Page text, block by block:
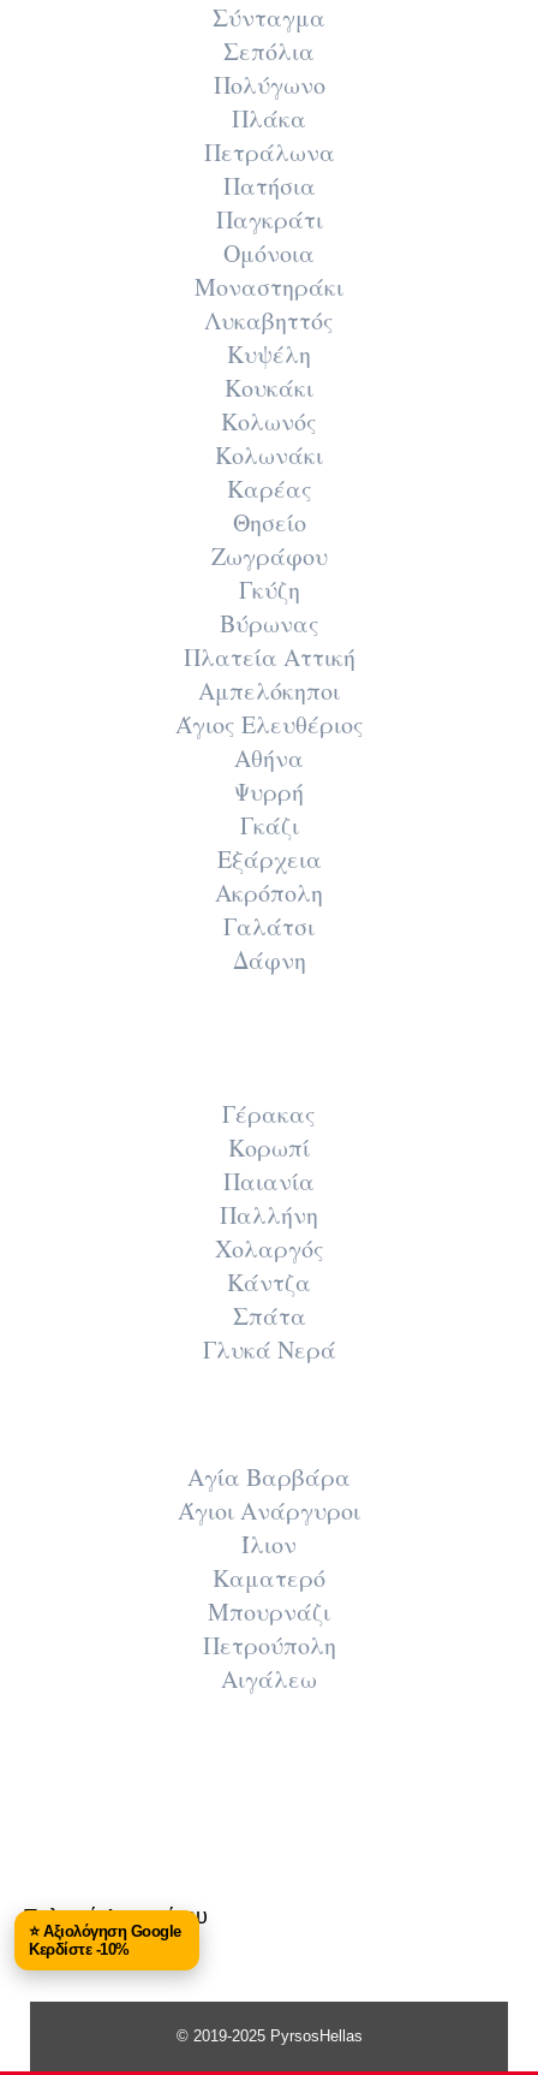
Σύνταγμα
Σεπόλια
Πολύγωνο
Πλάκα
Πετράλωνα
Πατήσια
Παγκράτι
Ομόνοια
Μοναστηράκι
Λυκαβηττός
Κυψέλη
Κουκάκι
Κολωνός
Κολωνάκι
Καρέας
Θησείο
Ζωγράφου
Γκύζη
Βύρωνας
Πλατεία Αττική
Αμπελόκηποι
Άγιος Ελευθέριος
Αθήνα
Ψυρρή
Γκάζι
Εξάρχεια
Ακρόπολη
Γαλάτσι
Δάφνη
Γέρακας
Κορωπί
Παιανία
Παλλήνη
Χολαργός
Κάντζα
Σπάτα
Γλυκά Νερά
Αγία Βαρβάρα
Άγιοι Ανάργυροι
Ίλιον
Καματερό
Μπουρνάζι
Πετρούπολη
Αιγάλεω
Πολιτική Απορρήτου
© 2019-2025 PyrsosHellas
⭐ Αξιολόγηση Google
Κερδίστε -10%